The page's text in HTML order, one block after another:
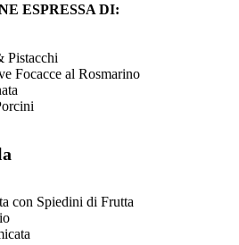
ESPRESSA DI:
Pistacchi
Focacce al Rosmarino
con Spiedini di Frutta